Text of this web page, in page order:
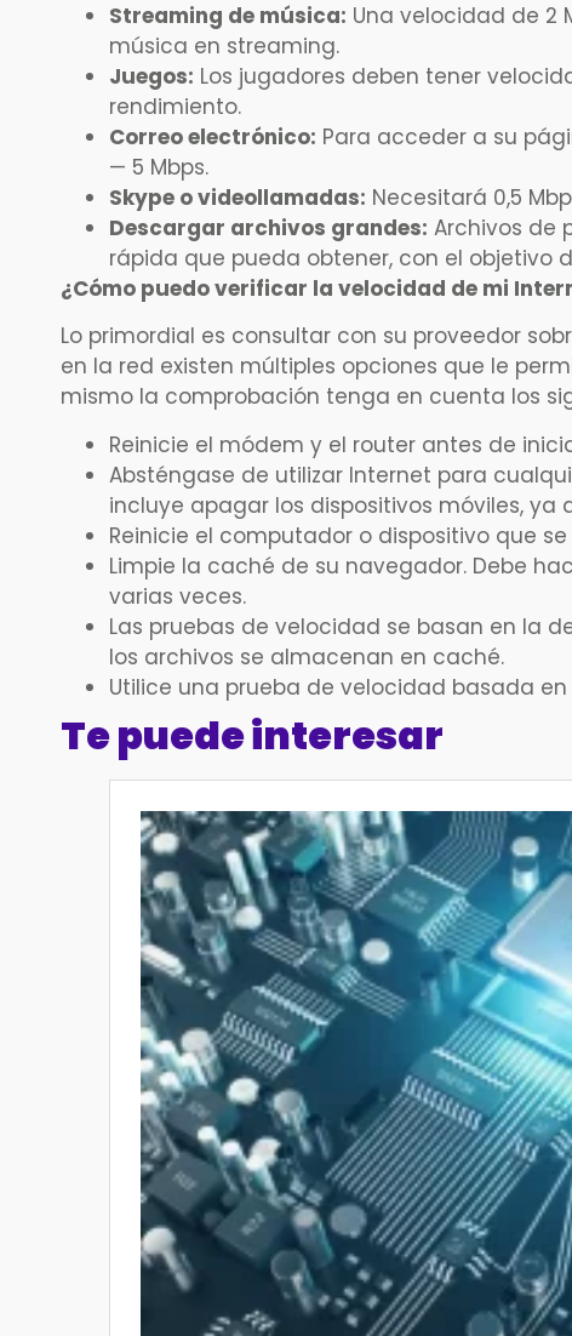
Streaming de música: Una velocidad de 2
música en streaming.
Juegos: Los jugadores deben tener
rendimiento.
Correo electrónico: Para acceder a su
— 5 Mbps.
Skype o videollamadas: Necesitará 0,5
Descargar archivos grandes: Archivos de
rápida que pueda obtener, con el objetivo
¿Cómo puedo verificar la velocidad de mi
Lo primordial es consultar con su proveedor
en la red existen múltiples opciones que le
mismo la comprobación tenga en cuenta los
Reinicie el módem y el router antes de
Absténgase de utilizar Internet para
incluye apagar los dispositivos móviles,
Reinicie el computador o dispositivo que
Limpie la caché de su navegador. Debe
varias veces.
Las pruebas de velocidad se basan en la
los archivos se almacenan en caché.
Utilice una prueba de velocidad basada
Te puede interesar